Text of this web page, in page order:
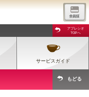
アプレシオ
TOPへ
サービスガイド
もどる